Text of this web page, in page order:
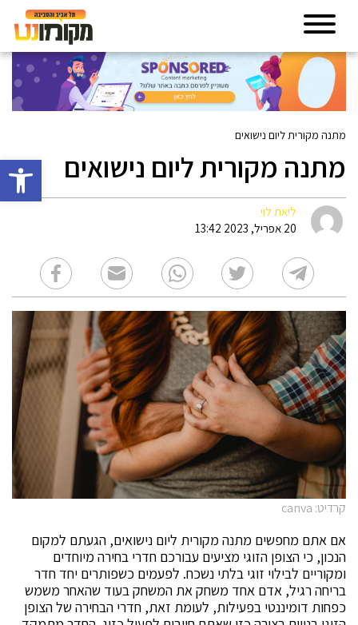
פתח
מתנה מקורית ליום נישואים
מתנה מקורית ליום נישואים
ליאת לוי
20 אפריל, 2023 13:42
קרדיט: canva
אם אתם מחפשים מתנה מקורית ליום נישואים, הגעתם למקום
הנכון, כי הצופן הזוגי מציעים עבורכם חדרי בחירה מיוחדים
ומקוריים לבילוי זוגי בלתי נשכח. לפעמים כשפותרים יחד חדר
בריחה רגיל, אדם אחד משחק את המשחק בעוד שהאחר משמש
כפחות דומיננטי בפעילות, לעומת זאת, חדרי הבחירה של הצופן